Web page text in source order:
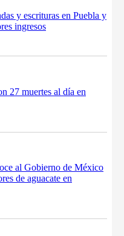
y escrituras en Puebla y
ingresos
27 muertes al día en
al Gobierno de México
de aguacate en